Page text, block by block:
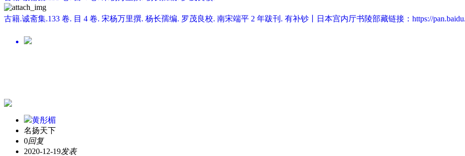
古籍.诚斋集.133 卷. 目 4 卷. 宋杨万里撰. 杨长孺编. 罗茂良校. 南宋端平 2 年跋刊. 有补钞丨日本宫内厅书陵部藏链接：https://
黄彤楣
名扬天下
0回复
2020-12-19发表